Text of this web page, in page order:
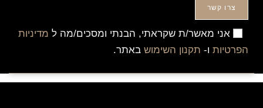
אני מאשר/ת שקראתי, הבנתי ומסכים/מה ל מדיניות
הפרטיות ו- תקנון השימוש באתר.
צרו קשר